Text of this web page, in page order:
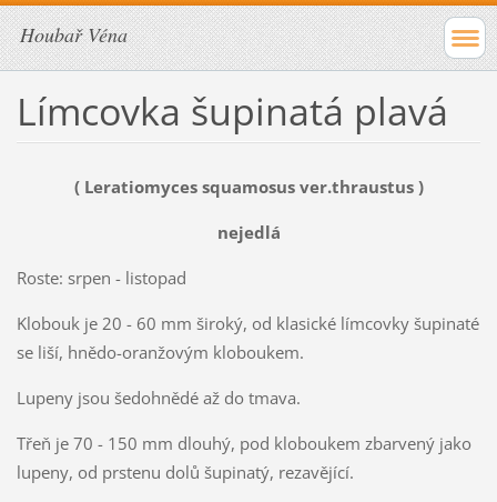
Houbař Véna
Límcovka šupinatá plavá
( Leratiomyces squamosus ver.thraustus )
nejedlá
Roste: srpen - listopad
Klobouk je 20 - 60 mm široký, od klasické límcovky šupinaté
se liší, hnědo-oranžovým kloboukem.
Lupeny jsou šedohnědé až do tmava.
Třeň je 70 - 150 mm dlouhý, pod kloboukem zbarvený jako
lupeny, od prstenu dolů šupinatý, rezavějící.